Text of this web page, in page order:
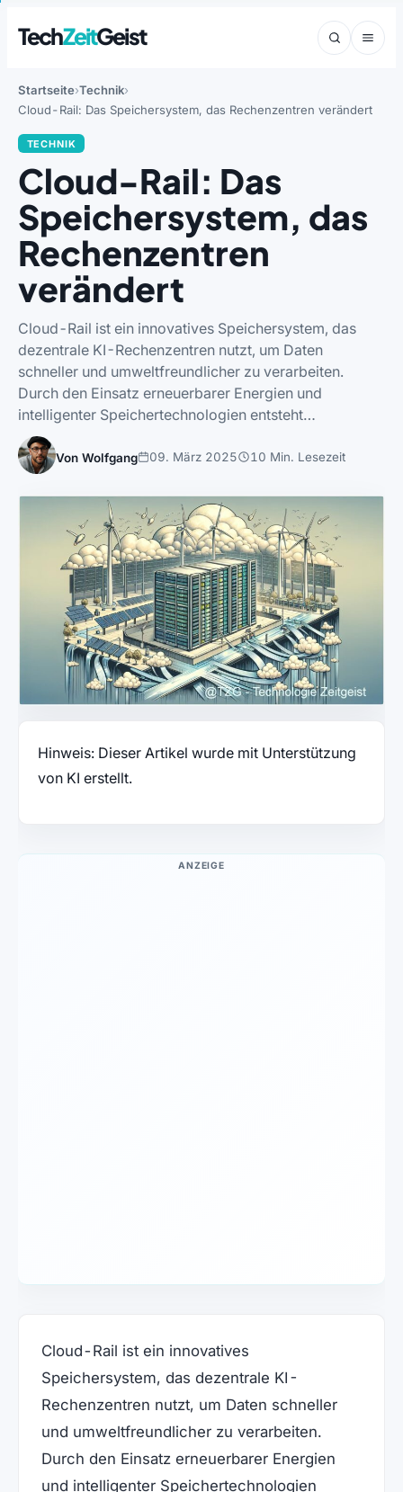
TechZeitGeist
Startseite Technik
Cloud-Rail: Das Speichersystem, das Rechenzentren verändert
TECHNIK
Cloud-Rail: Das
Speichersystem, das
Rechenzentren
verändert
Cloud-Rail ist ein innovatives Speichersystem, das
dezentrale KI-Rechenzentren nutzt, um Daten
schneller und umweltfreundlicher zu verarbeiten.
Durch den Einsatz erneuerbarer Energien und
intelligenter Speichertechnologien entsteht…
Von Wolfgang 09. März 2025 10 Min. Lesezeit
Hinweis: Dieser Artikel wurde mit Unterstützung
von KI erstellt.
ANZEIGE
Cloud-Rail ist ein innovatives
Speichersystem, das dezentrale KI-
Rechenzentren nutzt, um Daten schneller
und umweltfreundlicher zu verarbeiten.
Durch den Einsatz erneuerbarer Energien
und intelligenter Speichertechnologien